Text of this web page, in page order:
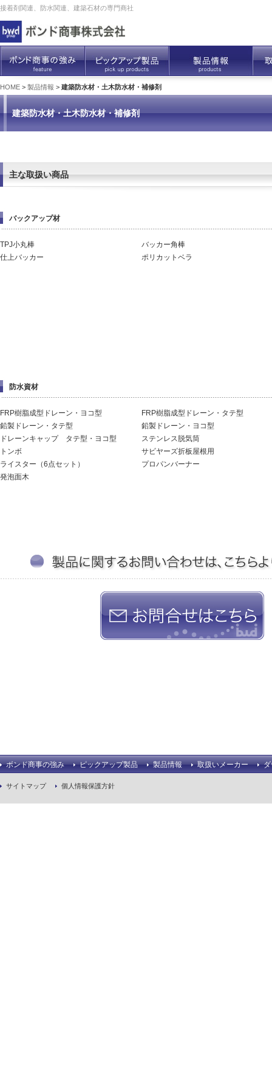
接着剤関連、防水関連、建築石材の専門商社
HOME > 製品情報 > 建築防水材・土木防水材・補修剤
建築防水材・土木防水材・補修剤
主な取扱い商品
バックアップ材
TPJ小丸棒
仕上バッカー
バッカー角棒
ポリカットベラ
防水資材
FRP樹脂成型ドレーン・ヨコ型
鉛製ドレーン・タテ型
ドレーンキャップ タテ型・ヨコ型
トンボ
ライスター（6点セット）
発泡面木
FRP樹脂成型ドレーン・タテ型
鉛製ドレーン・ヨコ型
ステンレス脱気筒
サビヤーズ折板屋根用
プロパンバーナー
ボンド商事の強み ピックアップ製品 製品情報 取扱いメーカー
サイトマップ 個人情報保護方針